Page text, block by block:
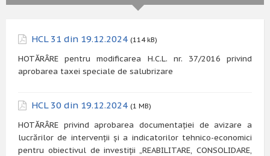
HCL 31 din 19.12.2024 (114 kB)
HOTĂRÂRE pentru modificarea H.C.L. nr. 37/2016 privind
aprobarea taxei speciale de salubrizare
HCL 30 din 19.12.2024 (1 MB)
HOTĂRÂRE privind aprobarea documentației de avizare a
lucrărilor de intervenții și a indicatorilor tehnico-economici
pentru obiectivul de investiții „REABILITARE, CONSOLIDARE,